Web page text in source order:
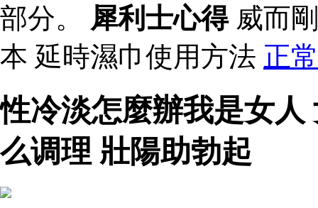
部分。 犀利士心得威而
本 延時濕巾使用方法 正
性冷淡怎麼辦我是女
么调理 壯陽助勃起